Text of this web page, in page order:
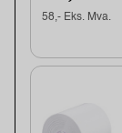
58,- Eks. Mva.